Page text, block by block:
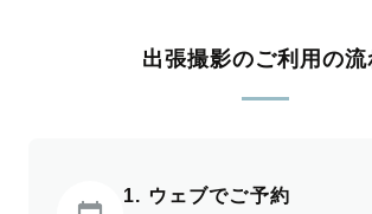
出張撮影のご利用の流
1. ウェブでご予約